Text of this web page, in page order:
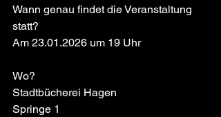
Wann genau findet die Veranstaltung
statt?
Am 23.01.2026 um 19 Uhr
Wo?
Stadtbücherei Hagen
Springe 1